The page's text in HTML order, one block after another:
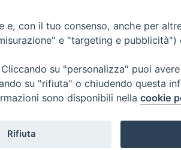
Policycon il tuo consenso, anche per
e "targeting e pubblicità")
su "personalizza" puoi
su "rifiuta" o chiudendo questa
sono disponibili nella cookie
Rifiuta